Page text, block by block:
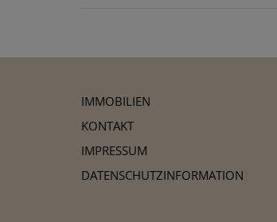
IMMOBILIEN
KONTAKT
IMPRESSUM
DATENSCHUTZINFORMATION